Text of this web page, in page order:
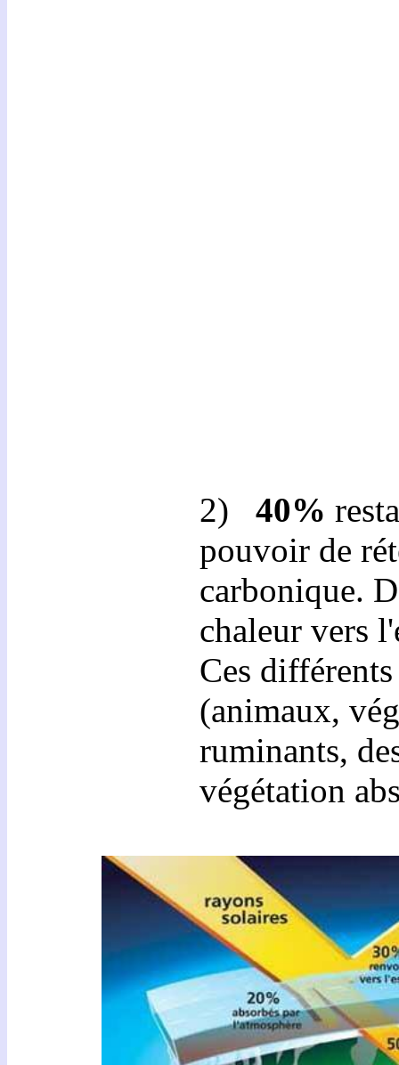
2) 40%
pouvoir de
carbonique.
chaleur vers
Ces
(animaux,
ruminants,
végétation